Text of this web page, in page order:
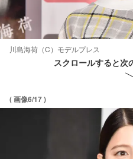
川島海荷（C）モデルプレス
スクロールすると次
( 画像6/17 )